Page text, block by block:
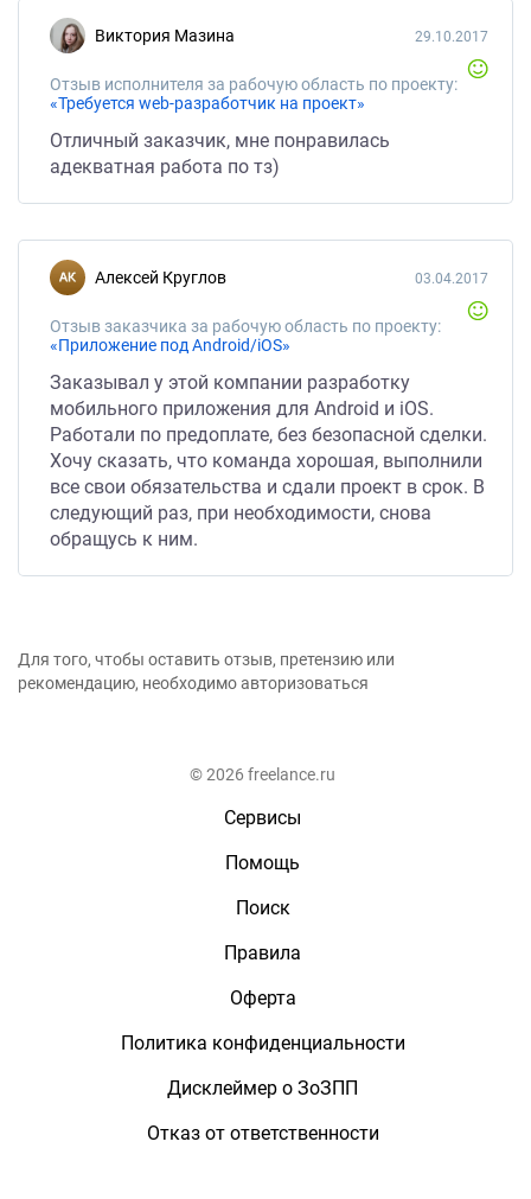
Виктория Мазина
Отзыв исполнителя за рабочую область по проекту:
«Требуется web-разработчик на проект»
29.10.2017
Отличный заказчик, мне понравилась
адекватная работа по тз)
Алексей Круглов
Отзыв заказчика за рабочую область по проекту:
«Приложение под Android/iOS»
03.04.2017
Заказывал у этой компании разработку
мобильного приложения для Android и iOS.
Работали по предоплате, без безопасной сделки.
Хочу сказать, что команда хорошая, выполнили
все свои обязательства и сдали проект в срок. В
следующий раз, при необходимости, снова
обращусь к ним.
Для того, чтобы оставить отзыв, претензию или
рекомендацию, необходимо авторизоваться
© 2026 freelance.ru
Сервисы
Помощь
Поиск
Правила
Оферта
Политика конфиденциальности
Дисклеймер о ЗоЗПП
Отказ от ответственности